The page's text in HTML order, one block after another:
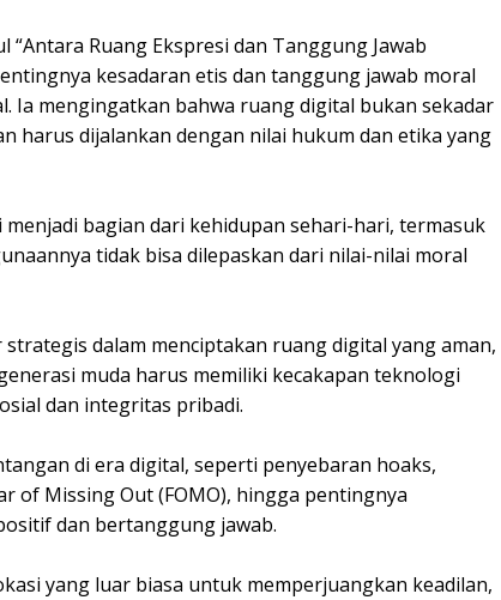
Ruang Ekspresi dan Tanggung Jawab
kesadaran etis dan tanggung jawab moral
Ia mengingatkan bahwa ruang digital bukan sekadar
harus dijalankan dengan nilai hukum dan etika yang
bagian dari kehidupan sehari-hari, termasuk
tidak bisa dilepaskan dari nilai-nilai moral
dalam menciptakan ruang digital yang aman,
muda harus memiliki kecakapan teknologi
dan integritas pribadi.
di era digital, seperti penyebaran hoaks,
of Missing Out (FOMO), hingga pentingnya
dan bertanggung jawab.
yang luar biasa untuk memperjuangkan keadilan,